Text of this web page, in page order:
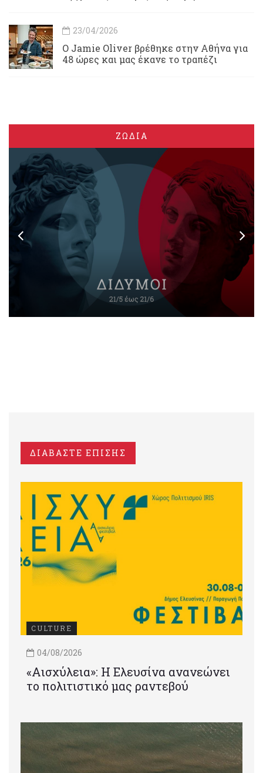
23/04/2026
Ο Jamie Oliver βρέθηκε στην Αθήνα για
48 ώρες και μας έκανε το τραπέζι
ΖΩΔΙΑ
ΔΙΑΒΑΣΤΕ ΕΠΙΣΗΣ
CULTURE
04/08/2026
«Αισχύλεια»: Η Ελευσίνα ανανεώνει
το πολιτιστικό μας ραντεβού